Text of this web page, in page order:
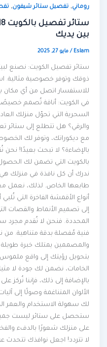
روماني,تفصيل ستائر شيفون,تفصيل
بين يديك
Eslam
/مايو 27, 2025
ستائر تفصيل الكويت: نصنع
ذوقك وتوفر خصوصية مثالية.
في الكويت: أناقة تُصمم خصيصًا
السحرية التي تحوّل منزلك العادي
والرقي؟ هل تتطلع إلى ستائر
مع ديكوراتك، وتوفر لك الخصوصية
بالإضاءة؟ لا تبحث بعيدًا! نحن
بالكويت التي تضمن لك الحصول
ندرك أن كل نافذة في منزلك هي
طابعها الخاص. لذلك، نعمل معك
أنواع الأقمشة الفاخرة التي تُلبي
إلى تصميم الأنماط والقصات
المحددة. فنحن لا نُقدم مجرد
فنية مُفصلة بدقة متناهية. من
والمصممين يمتلك خبرة طويلة
بتحويل رؤيتك إلى واقع ملموس.
الخامات، نضمن لك جودة لا مثيل
بالإضافة إلى ذلك، فإننا نُركز على
الألوان المتناغمة وصولًا إلى
لك سهولة الاستخدام والعمر
ستحصل على ستائر ليست
على منزلك شعورًا بالدفء
لا تتردد! اجعل نوافذك تتحدث عن